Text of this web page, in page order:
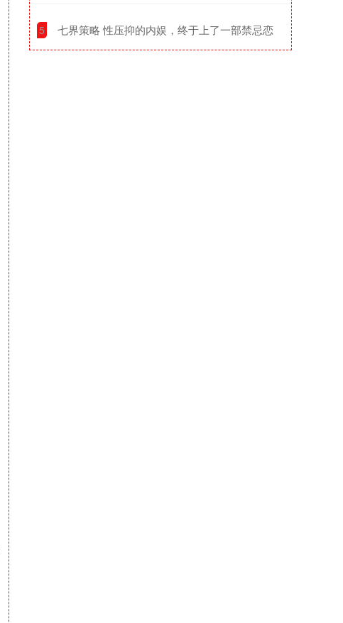
5 ​七界策略 性压抑的内娱，终于上了一部禁忌恋